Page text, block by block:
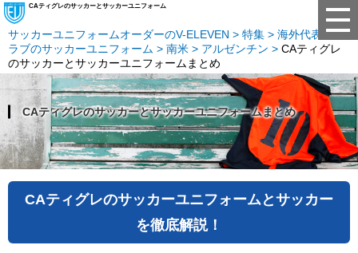
CAティグレのサッカーとサッカーユニフォーム
サッカーユニフォームオーダーのV-ELEVEN 特集
海外代表・ク
ラブのサッカーユニフォーム
南米 アルゼンチン
CAティグレ
のサッカーとサッカーユニフォームまとめ
CAティグレのサッカーとサッカーユニフォームまとめ
CAティグレのサッカーユニフォームとサッカー
を徹底解説！